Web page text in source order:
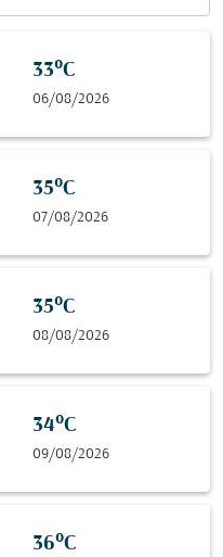
33°C
06/08/2026
35°C
07/08/2026
35°C
08/08/2026
34°C
09/08/2026
36°C